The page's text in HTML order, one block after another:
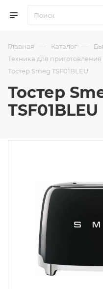
Главная — Каталог —
Техника для
Тостер Smeg TSF01BLEU
Тостер
TSF01BLEU